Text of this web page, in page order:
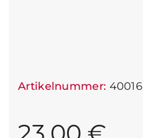
Artikelnummer: 40016